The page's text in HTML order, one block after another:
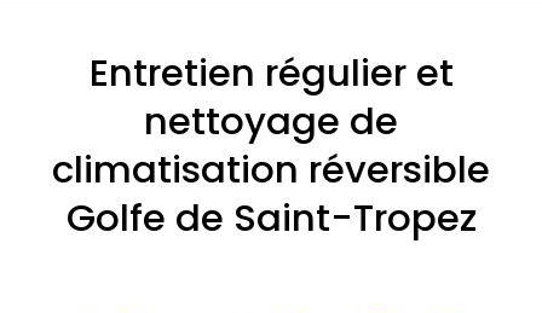
Entretien régulier et
nettoyage de
climatisation réversible
Golfe de Saint-Tropez